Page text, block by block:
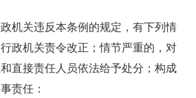
机关违反本条例的规定，有下列情
政机关责令改正；情节严重的，对
直接责任人员依法给予处分；构成
责任：